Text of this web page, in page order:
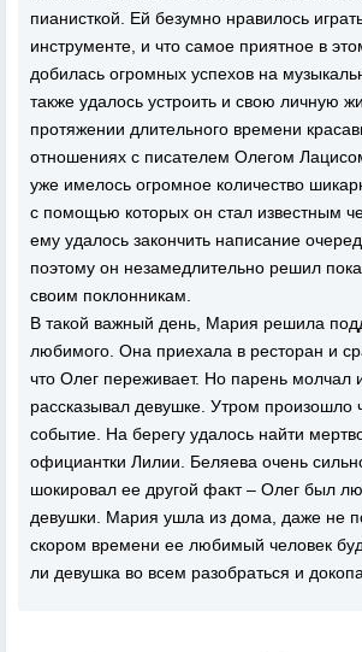
пианисткой. Ей безумно нравилось
инструменте, и что самое приятное в
добилась огромных успехов на
также удалось устроить и свою личную
протяжении длительного времени
отношениях с писателем Олегом
уже имелось огромное количество
с помощью которых он стал известным
ему удалось закончить написание
поэтому он незамедлительно решил
своим поклонникам.
В такой важный день, Мария решила
любимого. Она приехала в ресторан и
что Олег переживает. Но парень молчал
рассказывал девушке. Утром произошло
событие. На берегу удалось найти
официантки Лилии. Беляева очень
шокировал ее другой факт – Олег был
девушки. Мария ушла из дома, даже не
скором времени ее любимый человек
ли девушка во всем разобраться и